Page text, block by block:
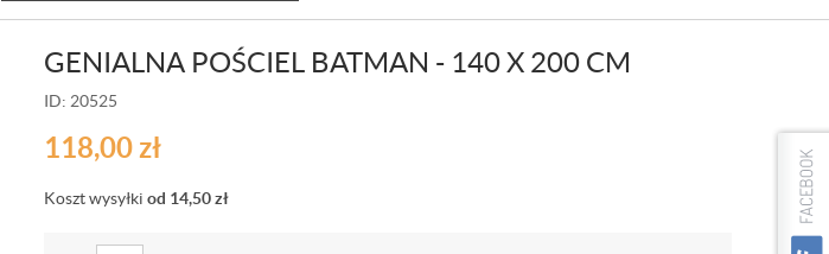
GENIALNA POŚCIEL BATMAN - 140 X 200 CM
ID: 20525
118,00zł
Koszt wysyłki od 14,50zł